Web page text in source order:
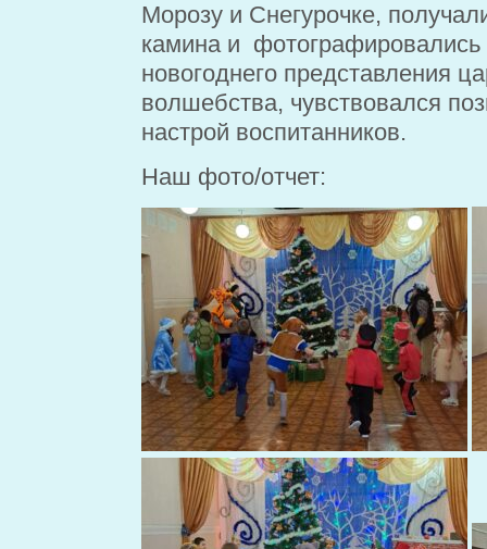
Морозу и Снегурочке,
камина и
новогоднего представления
волшебства, чувствовался
настрой воспитанников.
Наш фото/отчет: